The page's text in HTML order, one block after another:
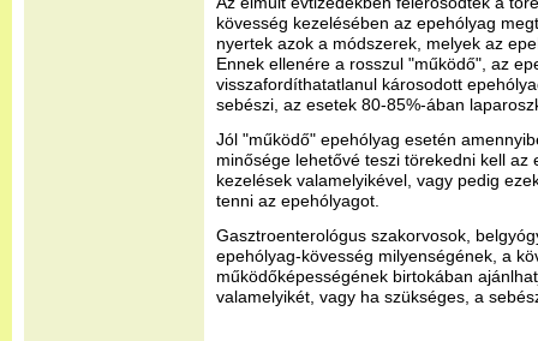
kövesség kezelésében az epehólyag
nyertek azok a módszerek, melyek az
Ennek ellenére a rosszul "működő", az
visszafordíthatatlanul károsodott
sebészi, az esetek 80-85%-ában
Jól "működő" epehólyag esetén
minősége lehetővé teszi törekedni kell az
kezelések valamelyikével, vagy pedig
tenni az epehólyagot.
Gasztroenterológus szakorvosok,
epehólyag-kövesség milyenségének, a
működőképességének birtokában
valamelyikét, vagy ha szükséges, a